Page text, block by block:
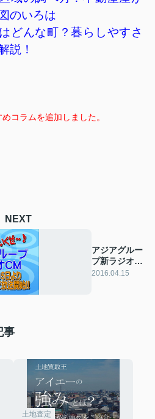
のいろは
どんな町？暮らしやすさ
説！
ラムを追加しました。
NEXT
アジアグルー
プ新ラジオ
CM放送開
2016.04.15
事
土地査定